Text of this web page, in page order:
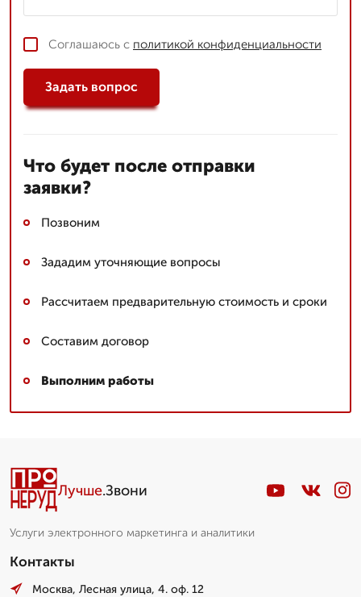
Соглашаюсь с политикой конфиденциальности
Задать вопрос
Что будет после отправки
заявки?
Позвоним
Зададим уточняющие вопросы
Рассчитаем предварительную стоимость и сроки
Составим договор
Выполним работы
Лучше.Звони
Услуги электронного маркетинга и аналитики
Контакты
Москва, Лесная улица, 4. оф. 12